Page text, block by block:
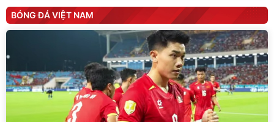
BÓNG ĐÁ VIỆT NAM